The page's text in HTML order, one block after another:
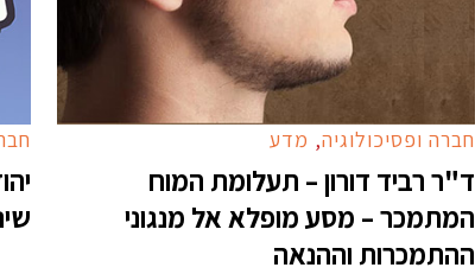
חברה ופסיכולוגיה, מדע
ד"ר רביד דורון – תעלומת המוח
המתמכר – מסע מופלא אל מנגוני
ההתמכרות וההנאה